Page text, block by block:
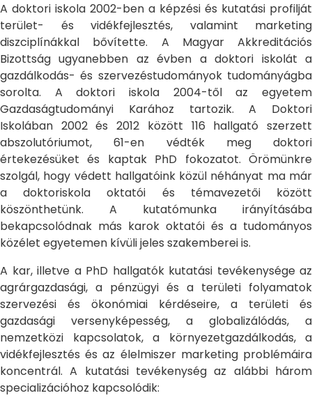
A doktori iskola 2002-ben a képzési és kutatási profilját
terület- és vidékfejlesztés, valamint marketing
diszciplínákkal bővítette. A Magyar Akkreditációs
Bizottság ugyanebben az évben a doktori iskolát a
gazdálkodás- és szervezéstudományok tudományágba
sorolta. A doktori iskola 2004-től az egyetem
Gazdaságtudományi Karához tartozik. A Doktori
Iskolában 2002 és 2012 között 116 hallgató szerzett
abszolutóriumot, 61-en védték meg doktori
értekezésüket és kaptak PhD fokozatot. Örömünkre
szolgál, hogy védett hallgatóink közül néhányat ma már
a doktoriskola oktatói és témavezetői között
köszönthetünk. A kutatómunka irányításába
bekapcsolódnak más karok oktatói és a tudományos
közélet egyetemen kívüli jeles szakemberei is.
A kar, illetve a PhD hallgatók kutatási tevékenysége az
agrárgazdasági, a pénzügyi és a területi folyamatok
szervezési és ökonómiai kérdéseire, a területi és
gazdasági versenyképesség, a globalizálódás, a
nemzetközi kapcsolatok, a környezetgazdálkodás, a
vidékfejlesztés és az élelmiszer marketing problémáira
koncentrál. A kutatási tevékenység az alábbi három
specializációhoz kapcsolódik: